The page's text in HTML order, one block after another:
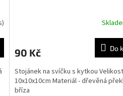
90 Kč Do
Stojánek na svíčku s kytkou
10x10x10cm Materiál - dřevěná
bříza